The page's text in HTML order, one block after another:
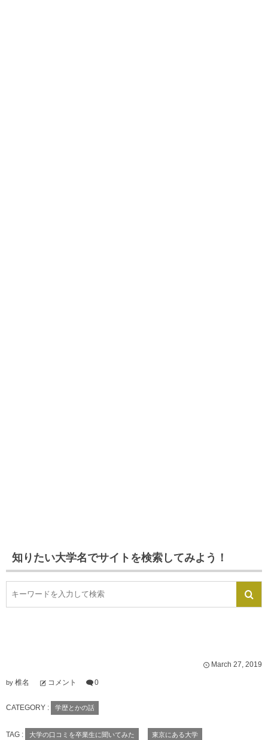
知りたい大学名でサイトを検索してみよう！
March 27, 2019
by 椎名 コメント 0
CATEGORY : 学歴とかの話
TAG : 大学の口コミを卒業生に聞いてみた 東京にある大学